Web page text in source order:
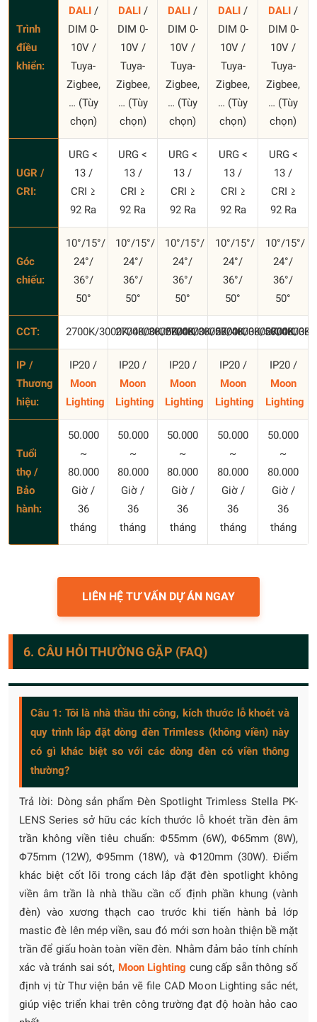
Trình
điều
khiển:
DALI /
DIM 0-
10V /
Tuya-
Zigbee,
… (Tùy
chọn)
DALI /
DIM 0-
10V /
Tuya-
Zigbee,
… (Tùy
chọn)
DALI /
DIM 0-
10V /
Tuya-
Zigbee,
… (Tùy
chọn)
DALI /
DIM 0-
10V /
Tuya-
Zigbee,
… (Tùy
chọn)
DALI /
DIM 0-
10V /
Tuya-
Zigbee,
… (Tùy
chọn)
UGR /
CRI:
URG <
13 /
CRI ≥
92 Ra
URG <
13 /
CRI ≥
92 Ra
URG <
13 /
CRI ≥
92 Ra
URG <
13 /
CRI ≥
92 Ra
URG <
13 /
CRI ≥
92 Ra
Góc
chiếu:
10°/15°/
24°/
36°/
50°
10°/15°/
24°/
36°/
50°
10°/15°/
24°/
36°/
50°
10°/15°/
24°/
36°/
50°
10°/15°/
24°/
36°/
50°
CCT: 2700K/3000K/4000K/5000K
2700K/3000K/4000K/5000K
2700K/3000K/4000K/5000K
2700K/3000K/4000K/
2700K/
IP /
Thương
hiệu:
IP20 /
Moon
Lighting
IP20 /
Moon
Lighting
IP20 /
Moon
Lighting
IP20 /
Moon
Lighting
IP20 /
Moon
Lighting
Tuổi
thọ /
Bảo
hành:
50.000
~
80.000
Giờ /
36
tháng
50.000
~
80.000
Giờ /
36
tháng
50.000
~
80.000
Giờ /
36
tháng
50.000
~
80.000
Giờ /
36
tháng
50.000
~
80.000
Giờ /
36
tháng
LIÊN HỆ TƯ VẤN DỰ ÁN NGAY
6. CÂU HỎI THƯỜNG GẶP (FAQ)
Câu 1: Tôi là nhà thầu thi công, kích thước lỗ khoét và
quy trình lắp đặt dòng đèn Trimless (không viền) này
có gì khác biệt so với các dòng đèn có viền thông
thường?
Trả lời: Dòng sản phẩm Đèn Spotlight Trimless Stella PK-
LENS Series sở hữu các kích thước lỗ khoét trần đèn âm
trần không viền tiêu chuẩn: Φ55mm (6W), Φ65mm (8W),
Φ75mm (12W), Φ95mm (18W), và Φ120mm (30W). Điểm
khác biệt cốt lõi trong cách lắp đặt đèn spotlight không
viền âm trần là nhà thầu cần cố định phần khung (vành
đèn) vào xương thạch cao trước khi tiến hành bả lớp
mastic đè lên mép viền, sau đó mới sơn hoàn thiện bề mặt
trần để giấu hoàn toàn viền đèn. Nhằm đảm bảo tính chính
xác và tránh sai sót, Moon Lighting cung cấp sẵn thông số
định vị từ Thư viện bản vẽ file CAD Moon Lighting sắc nét,
giúp việc triển khai trên công trường đạt độ hoàn hảo cao